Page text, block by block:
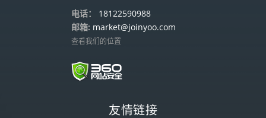
电话：
18122590988
邮箱: market@joinyoo.com
查看我们的位置
友情链接